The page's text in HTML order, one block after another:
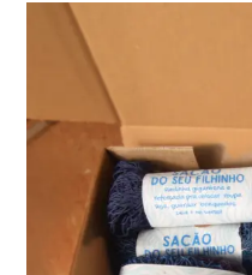
Significado:
Ideias
Criativas
Para
Celebrar
Propósito